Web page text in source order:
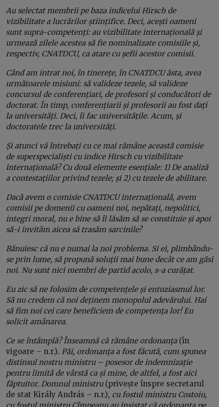
Au selectat membrii pe baza indicelui Hirsch de
vizibilitate a lucrărilor științifice. Deci, acești oameni
sunt supra-competenți: au vizibilitate internațională și
urmează zilele acestea să fie nominalizate comisiile și,
respectiv, CNATDCU, ca atare cu șefii acestor comisii.
Când am intrat noi, în tinerețe, în CNATDCU ăsta, avea
următoarele misiuni: să valideze tezele, să valideze
concursul de conferențiari, de profesori și conducători de
doctorat. În timp, conferențiarii și profesorii au fost dați
la universități. Deci, îi fac universitățile. Acum, și
doctoratele trec la universități.
Și atunci vă întrebați cu ce mai rămâne această comisie
de superspecialiști cu indice Hirsch cu vizibilitate
internațională? Cu două elemente esențiale: 1) De analiză
a contestațiilor privind tezele; și 2) cu tezele de abilitare.
Dacă avem o comisie CNATDCU internațională, avem
comisii pe domenii cu oameni noi, nepătați, nepolitici,
integri moral, nu e bine să îi lăsăm să se constituie și apoi
să-i invităm aicea să trasăm sarcinile?
Bănuiesc că nu e numai la noi problema. Si ei, plimbându-
se prin lume, să propună soluții mai bune decât ce am găsi
noi. Nu sunt nici membri de partid acolo, s-a curățat.
Eu zic să ne folosim de competențele și entuziasmul lor.
Să nu credem că noi deținem monopolul adevărului. Hai
să fim noi cei care beneficiem de competența lor! Eu
solicit amânarea.
Ce se întâmplă? Înseamnă că rămâne ordonanța (în
vigoare – n.r.). Păi, ordonanța a fost făcută, cum spunea
distinsul nostru ministru – posesor de indemnizație
pentru limită de vârstă ca și mine, de altfel, a fost aici
făptuitor. Domnul ministru (privește înspre secretarul
de stat Király András – n.r.), cu fostul ministru Costoiu,